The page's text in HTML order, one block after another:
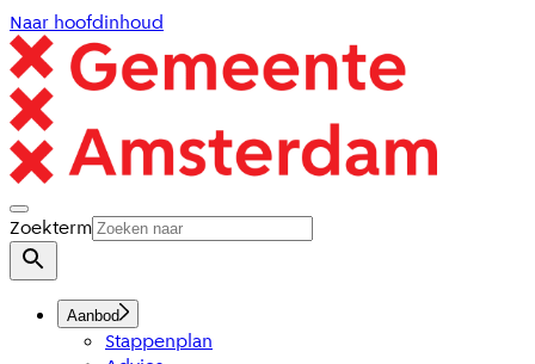
Naar hoofdinhoud
Zoekterm
Aanbod
Stappenplan